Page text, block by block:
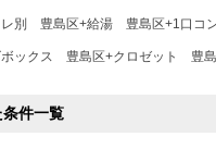
別 豊島区+給湯 豊島区+1口コ
ックス 豊島区+クロゼット 豊
件一覧